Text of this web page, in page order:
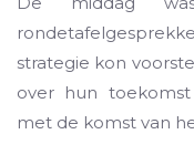
strategie kon
over hun
met de komst van